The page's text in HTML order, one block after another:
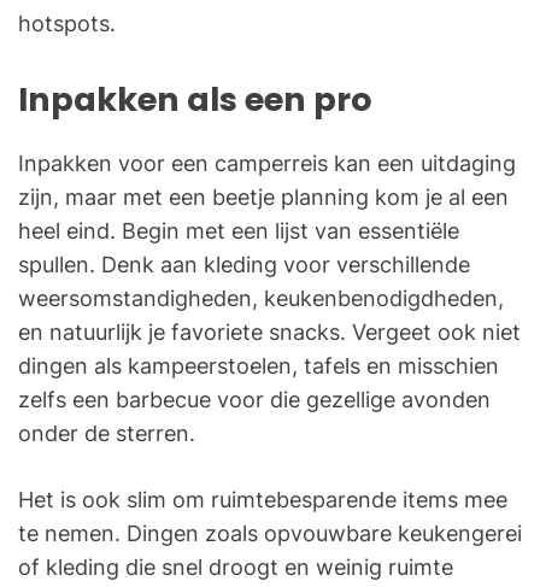
hotspots.
Inpakken als een pro
Inpakken voor een camperreis kan een uitdaging
zijn, maar met een beetje planning kom je al een
heel eind. Begin met een lijst van essentiële
spullen. Denk aan kleding voor verschillende
weersomstandigheden, keukenbenodigdheden,
en natuurlijk je favoriete snacks. Vergeet ook niet
dingen als kampeerstoelen, tafels en misschien
zelfs een barbecue voor die gezellige avonden
onder de sterren.
Het is ook slim om ruimtebesparende items mee
te nemen. Dingen zoals opvouwbare keukengerei
of kleding die snel droogt en weinig ruimte